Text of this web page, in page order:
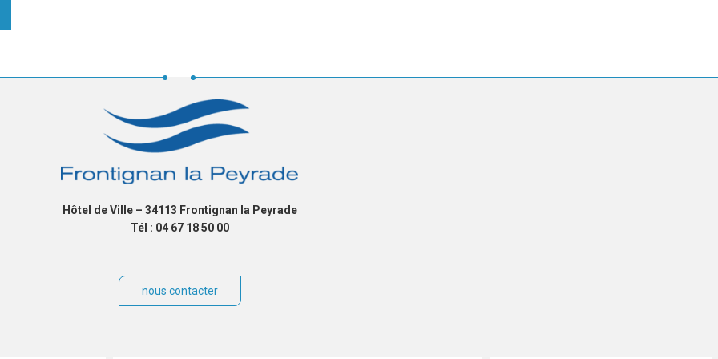
Hôtel de Ville – 34113 Frontignan la Peyrade
Tél : 04 67 18 50 00
nous contacter